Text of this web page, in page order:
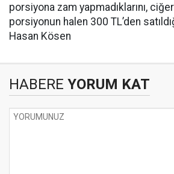
porsiyona zam yapmadıklarını,
porsiyonun halen 300 TL’den
Hasan Kösen
HABERE YORUM KAT